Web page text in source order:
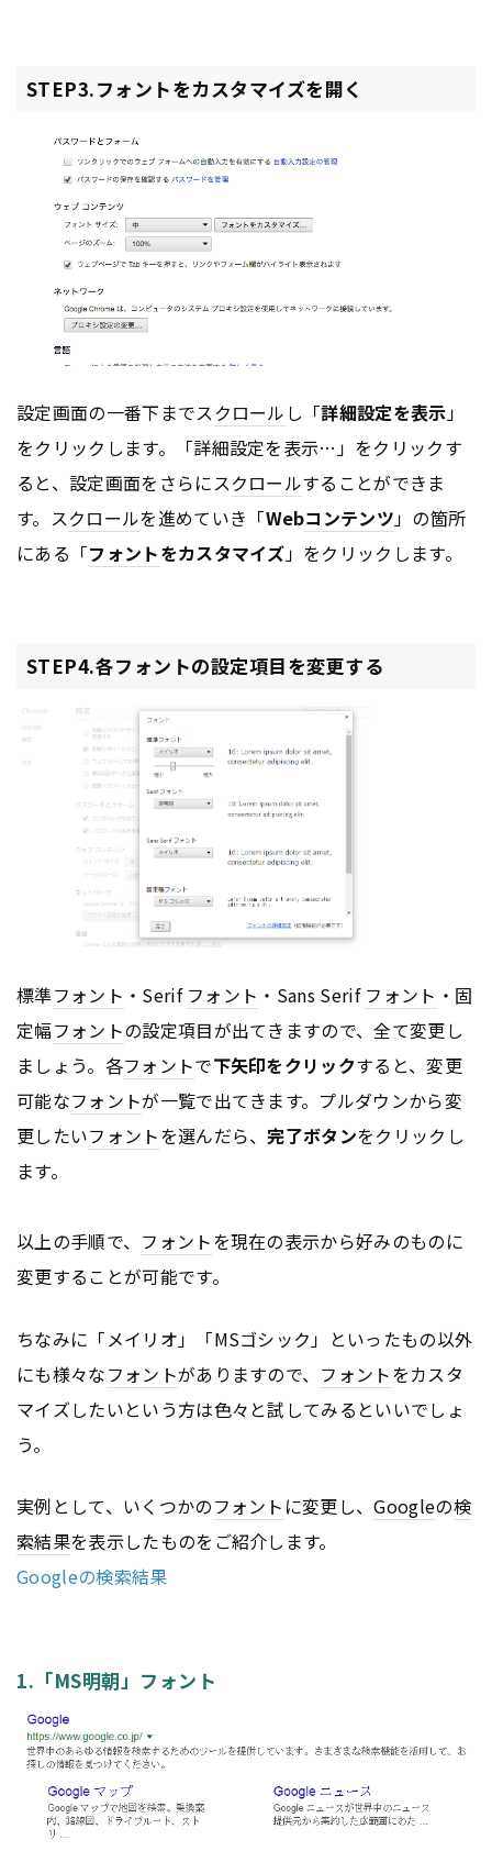
STEP3.フォントをカスタマイズを開く
設定画面の一番下までスクロール し「詳細設定を表示 」
をクリックします。「詳細設定を表示…」をクリックす
ると、設定画面をさらにスクロールすることができま
す。スクロールを進めていき「Webコンテンツ 」の箇所
にある「フォントをカスタマイズ 」をクリックします。
STEP4.各フォントの設定項目を変更する
標準フォント ・Serif フォント ・Sans Serif フォント ・固
定幅フォントの設定項目が出てきますので、全て変更し
ましょう。各フォントで下矢印をクリックすると、変更
可能なフォントが一覧で出てきます。プルダウンから変
更したいフォントを選んだら、完了ボタンをクリックし
ます。
以上の手順で、 フォントを現在の表示から好みのものに
変更することが可能です。
ちなみに「メイリオ」「MSゴシック」といったもの以外
にも様々なフォントがありますので、 フォントをカスタ
マイズしたいという方は色々と試してみるといいでしょ
う。
実例として、いくつかのフォント に変更し、Googleの検
索結果を表示したものをご紹介します。
Googleの検索結果
1.「MS明朝」フォント